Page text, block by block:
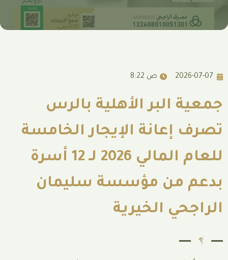
8:22 ص
الأهلية بالرس
الإيجار الخامسة
للعام المالي 2026 لـ 12 أسرة
مؤسسة سليمان
الخيرية